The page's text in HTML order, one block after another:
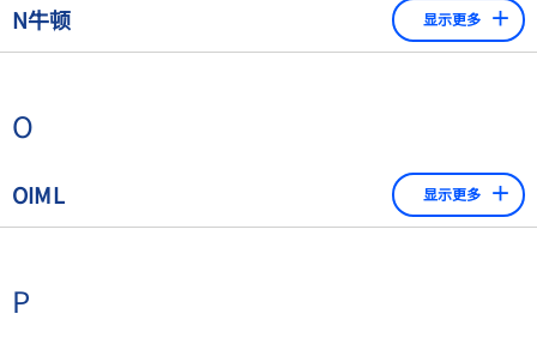
在欧洲，多种类型的测量设备都必须满足欧洲测量仪器指
令的要求。自动称重仪器被归类为MI-006型测量设备。
N牛顿 显示更多
O
OIML 显示更多
P